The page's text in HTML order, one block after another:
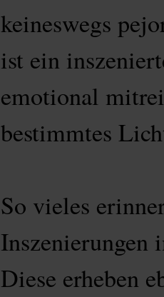
keineswegs
ist ein
emotional
bestimmtes
So vieles
Inszenierungen
Diese erheben